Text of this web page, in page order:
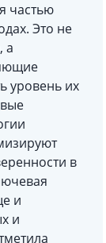
частью
Это не
а
уровень их
в
и
и